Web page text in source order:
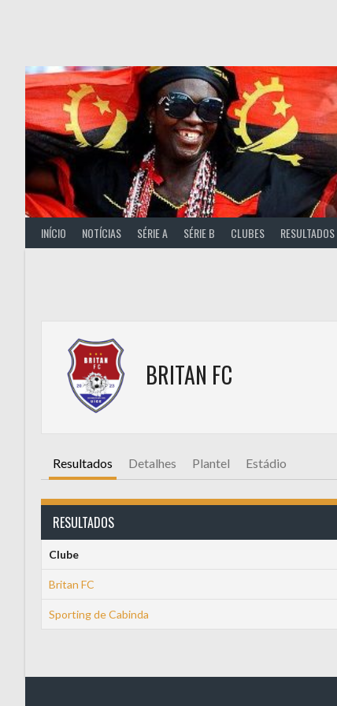
INÍCIO NOTÍCIAS SÉRIE A SÉRIE B CLUBES RESULTADOS
BRITAN FC
Resultados Detalhes Plantel Estádio
RESULTADOS
Clube
Britan FC
Sporting de Cabinda